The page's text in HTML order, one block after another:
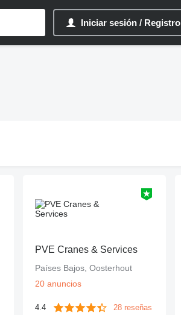
Iniciar sesión / Registro
PVE Cranes & Services
Países Bajos, Oosterhout
20 anuncios
4.4 28 reseñas